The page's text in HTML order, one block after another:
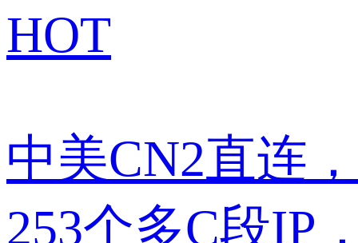
HOT
中美CN2直连
253个多C段IP